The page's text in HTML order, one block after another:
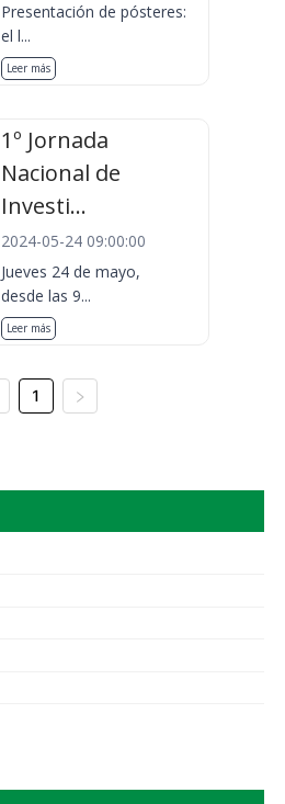
Presentación de pósteres:
el l...
Leer más
1º Jornada
Nacional de
Investi...
2024-05-24 09:00:00
Jueves 24 de mayo,
desde las 9...
Leer más
1